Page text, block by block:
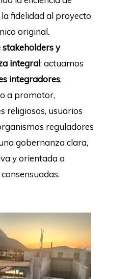
fidelidad al proyecto
original.
stakeholders y
integral: actuamos
integradores,
a promotor,
religiosos, usuarios
reguladores
gobernanza clara,
y orientada a